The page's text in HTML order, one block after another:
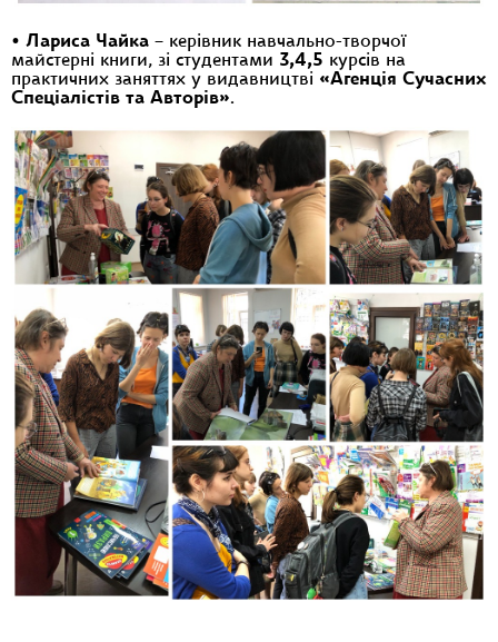
• Лариса Чайка – керівник навчально-творчої
майстерні книги, зі студентами 3,4,5 курсів на
практичних заняттях у видавництві «Агенція Сучасних
Спеціалістів та Авторів».